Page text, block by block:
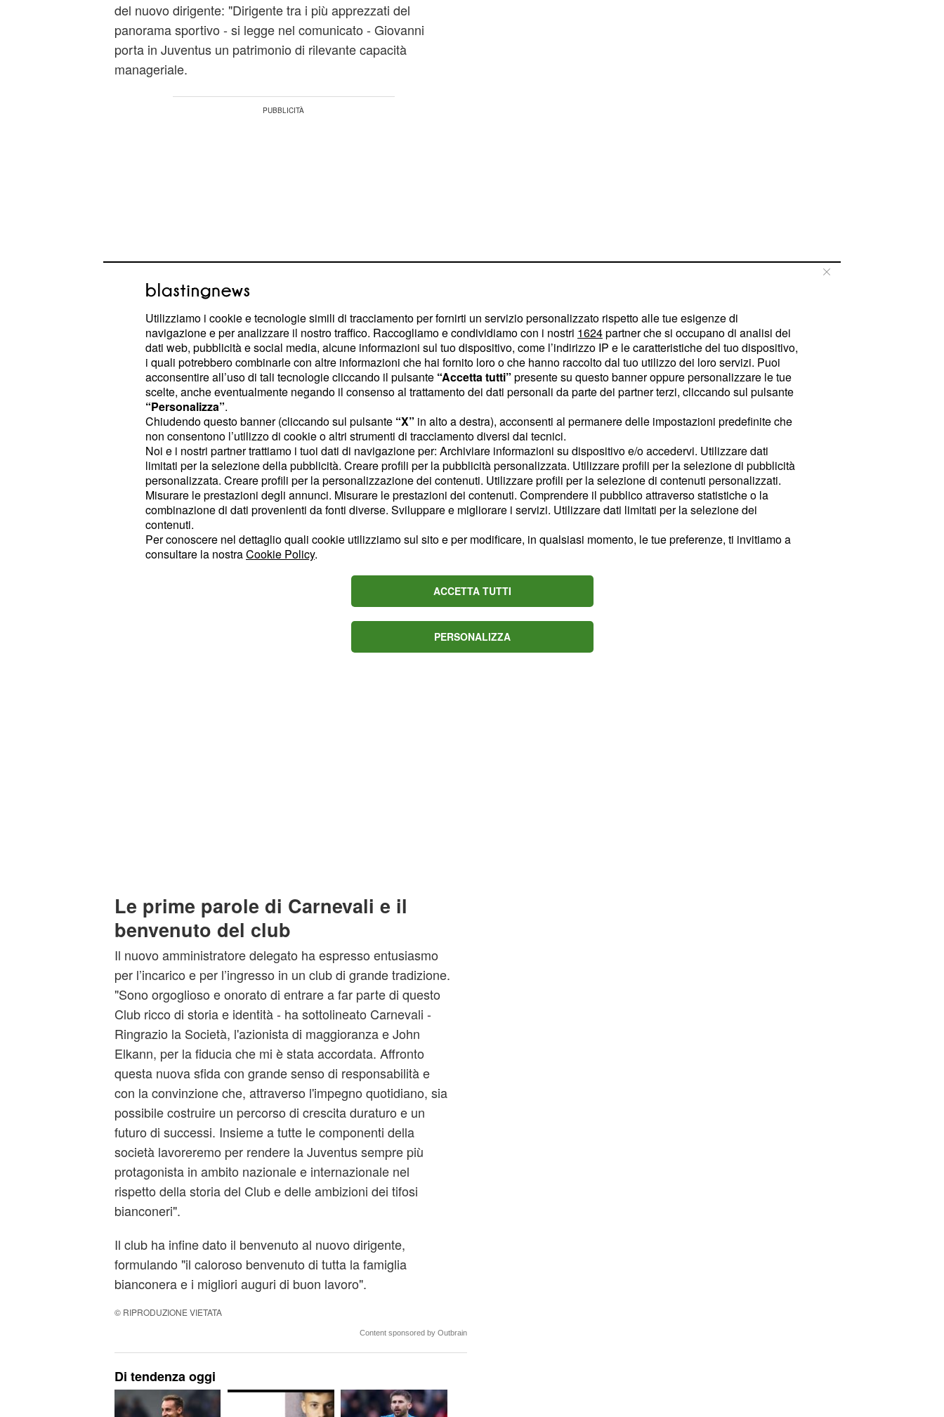
del nuovo dirigente: "Dirigente tra i più apprezzati del
panorama sportivo - si legge nel comunicato - Giovanni
porta in Juventus un patrimonio di rilevante capacità
manageriale.
Uomo di calcio per vocazione e passione, Giovanni ha
dedicato la sua vita professionale a questo settore,
maturando esperienze e acquisendo responsabilità sempre
più rilevanti, che gli hanno consentito di sviluppare una
conoscenza completa delle dinamiche che governano il
calcio moderno e delle prospettive di evoluzione. In
particolare, nel corso della sua carriera, ha contribuito in
modo determinante alla crescita e all'affermazione del
Sassuolo Calcio, diventato nel tempo un esempio
riconosciuto per sostenibilità, innovazione, valorizzazione
dei talenti e capacità di creare valore, dentro e fuori dal
campo. In qualità di consigliere di Lega
contribuito ai principali tavoli di confronto dedicati
all'evoluzione e alla crescita del calcio professionistico
Le prime parole di Carnevali e il
benvenuto del club
Il nuovo amministratore delegato ha espresso entusiasmo
per l’incarico e per l’ingresso in un club di grande tradizione.
"Sono orgoglioso e onorato di entrare a far parte di questo
Club ricco di storia e identità - ha sottolineato Carnevali -
Ringrazio la Società, l'azionista di maggioranza e John
Elkann, per la fiducia che mi è stata accordata. Affronto
questa nuova sfida con grande senso di responsabilità e
con la convinzione che, attraverso l'impegno quotidiano, sia
possibile costruire un percorso di crescita duraturo e un
futuro di successi. Insieme a tutte le componenti della
società lavoreremo per rendere la Juventus sempre più
protagonista in ambito nazionale e internazionale nel
rispetto della storia del Club e delle ambizioni dei tifosi
bianconeri".
Il club ha infine dato il benvenuto al nuovo dirigente,
formulando "il caloroso benvenuto di tutta la famiglia
bianconera e i migliori auguri di buon lavoro".
© RIPRODUZIONE VIETATA
Content sponsored by Outbrain
Di tendenza oggi
Utilizziamo i cookie e tecnologie simili di tracciamento per fornirti un servizio personalizzato rispetto alle tue esigenze di
navigazione e per analizzare il nostro traffico. Raccogliamo e condividiamo con i nostri 1624partner che si occupano di analisi dei
dati web, pubblicità e social media, alcune informazioni sul tuo dispositivo, come l’indirizzo IP e le caratteristiche del tuo dispositivo,
i quali potrebbero combinarle con altre informazioni che hai fornito loro o che hanno raccolto dal tuo utilizzo dei loro servizi. Puoi
acconsentire all’uso di tali tecnologie cliccando il pulsante “Accetta tutti” presente su questo banner oppure personalizzare le tue
scelte, anche eventualmente negando il consenso al trattamento dei dati personali da parte dei partner terzi, cliccando sul pulsante
“Personalizza”.
Chiudendo questo banner (cliccando sul pulsante “X” in alto a destra), acconsenti al permanere delle impostazioni predefinite che
non consentono l’utilizzo di cookie o altri strumenti di tracciamento diversi dai tecnici.
Noi e i nostri partner trattiamo i tuoi dati di navigazione per: Archiviare informazioni su dispositivo e/o accedervi. Utilizzare dati
limitati per la selezione della pubblicità. Creare profili per la pubblicità personalizzata. Utilizzare profili per la selezione di pubblicità
personalizzata. Creare profili per la personalizzazione dei contenuti. Utilizzare profili per la selezione di contenuti personalizzati.
Misurare le prestazioni degli annunci. Misurare le prestazioni dei contenuti. Comprendere il pubblico attraverso statistiche o la
combinazione di dati provenienti da fonti diverse. Sviluppare e migliorare i servizi. Utilizzare dati limitati per la selezione dei
contenuti.
Per conoscere nel dettaglio quali cookie utilizziamo sul sito e per modificare, in qualsiasi momento, le tue preferenze, ti invitiamo a
consultare la nostraCookie Policy.
ACCETTA TUTTI
PERSONALIZZA